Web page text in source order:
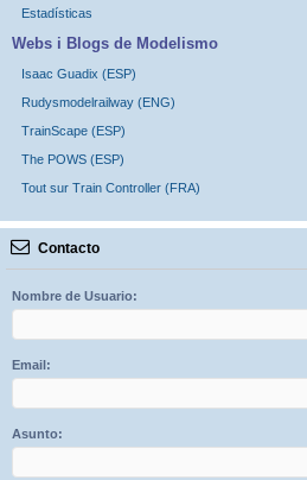
Estadísticas
Webs i Blogs de Modelismo
Isaac Guadix (ESP)
Rudysmodelrailway (ENG)
TrainScape (ESP)
The POWS (ESP)
Tout sur Train Controller (FRA)
Contacto
Nombre de Usuario:
Email:
Asunto: